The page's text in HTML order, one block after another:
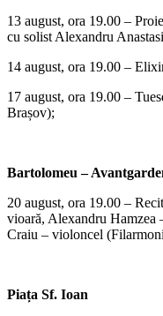
13 august, ora 19.00 –
cu solist Alexandru
14 august, ora 19.00 –
17 august, ora 19.00 –
Brașov);
Bartolomeu –
20 august, ora 19.00 –
vioară, Alexandru
Craiu – violoncel
Piața Sf. Ioan